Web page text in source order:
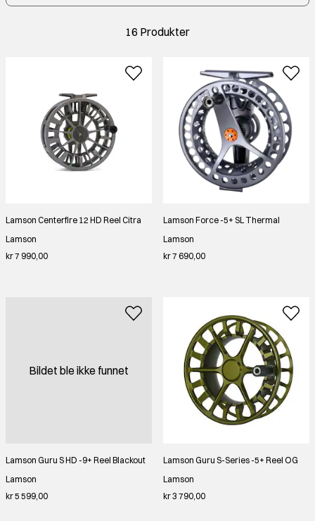
16 Produkter
Lamson Centerfire 12 HD Reel Citra
Lamson
kr 7 990,00
Lamson Force -5+ SL Thermal
Lamson
kr 7 690,00
Bildet ble ikke funnet
Lamson Guru S HD -9+ Reel Blackout
Lamson
kr 5 599,00
Lamson Guru S-Series -5+ Reel OG
Lamson
kr 3 790,00